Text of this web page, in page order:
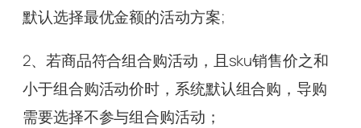
默认选择最优金额的活动方案;
2、若商品符合组合购活动，且sku销售价之和
小于组合购活动价时，系统默认组合购，导购
需要选择不参与组合购活动；